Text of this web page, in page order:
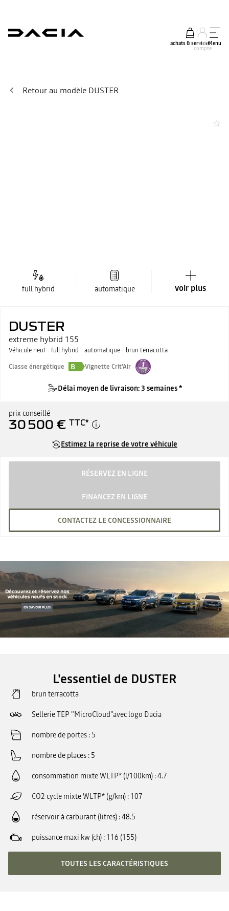
achats & services
mon
compte
Menu
Retour au modèle DUSTER
full hybrid automatique voir plus
DUSTER
extreme hybrid 155
Véhicule neuf - full hybrid - automatique - brun terracotta
Classe énergétique
B Vignette Crit'Air
Délai moyen de livraison: 3 semaines *
prix conseillé
30 500 € TTC*
Estimez la reprise de votre véhicule
RÉSERVEZ EN LIGNE
FINANCEZ EN LIGNE
CONTACTEZ LE CONCESSIONNAIRE
L'essentiel de DUSTER
brun terracotta
Sellerie TEP "MicroCloud"avec logo Dacia
nombre de portes 5
nombre de places 5
consommation mixte WLTP* (l/100km) 4.7
CO2 cycle mixte WLTP* (g/km) 107
réservoir à carburant (litres) 48.5
puissance maxi kw (ch) 116 (155)
TOUTES LES CARACTÉRISTIQUES